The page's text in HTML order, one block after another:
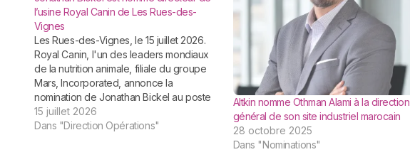
l’usine Royal Canin de Les Rues-des-
Vignes
Les Rues-des-Vignes, le 15 juillet 2026.
Royal Canin, l'un des leaders mondiaux
de la nutrition animale, filiale du groupe
Mars, Incorporated, annonce la
nomination de Jonathan Bickel au poste
de Directeur de son site de production
de Les Rues-des-Vignes, dans le
15 juillet 2026
Dans "Direction Opérations"
Altkin nomme Othman Alami à la direction
général de son site industriel marocain
28 octobre 2025
Dans "Nominations"